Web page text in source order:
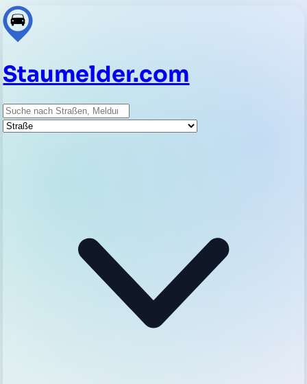
Staumelder.com
Suche
Straße